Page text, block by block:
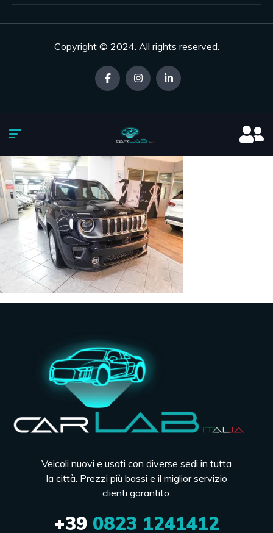
Copyright © 2024. All rights reserved.
Veicoli nuovi e usati con diverse sedi in tutta
la città. Prezzi più bassi e il miglior servizio
clienti garantito.
+390823 1241412